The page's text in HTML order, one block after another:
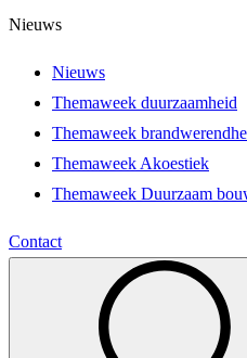
Nieuws
Nieuws
Themaweek duurzaamheid
Themaweek
Themaweek Akoestiek
Themaweek Duurzaam
Contact